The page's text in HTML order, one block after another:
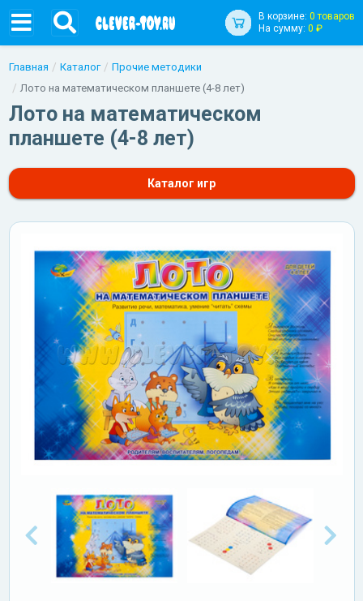
В корзине: 0 товаров
На сумму: 0 ₽
Главная Каталог
Прочие методики
Лото на математическом планшете (4-8 лет)
Лото на математическом
планшете (4-8 лет)
Каталог игр